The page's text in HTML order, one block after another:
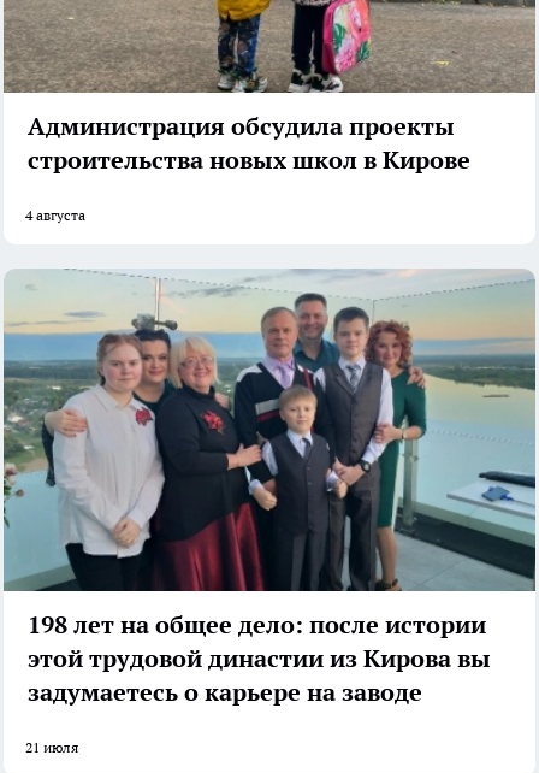
Администрация обсудила проекты
строительства новых школ в Кирове
4 августа
198 лет на общее дело: после истории
этой трудовой династии из Кирова вы
задумаетесь о карьере на заводе
21 июля